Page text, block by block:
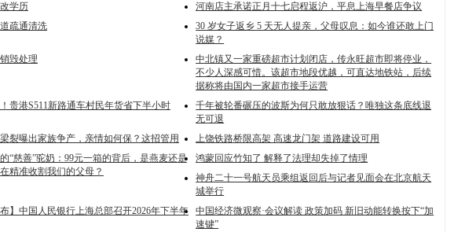
学历
河南店主承诺正月十七启程返沪，平息上海早餐店争议
疏通清洗
30 岁女子返乡 5 天无人提亲，父母叹息：如今谁还敢上门
说媒？
毁处理
中北镇又一家重磅超市计划闭店，传永旺超市即将停业，
不少人深感可惜。该超市地段优越，可直达地铁站，后续
据称将由国内一家超市接手运营
贵港S511新路通车村民年货省下半小时
千年被轮番碾压的波斯为何只敢放狠话？唯独这条底线退
无可退
裂曝出家族争产，亲情如何保？这招管用
上饶铁路桥限高架 高速龙门架 道路建设可用
“慈善”驼奶：99元一箱的背后，是燕麦还是
精准收割我们的父母？
鸿蒙回应竹知了 解释了法理却失掉了情理
神舟二十一号航天员乘组返回后与记者见面会在北京航天
城举行
布】中国人民银行上海总部召开2026年下半年
中国经济微观察·会议解读 政策加码 新旧动能转换按下“加
速键”